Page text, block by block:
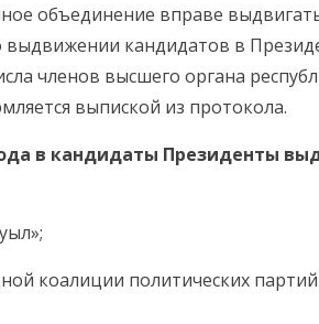
объединение вправе
кандидатов в
членов высшего органа
выпиской из протокола.
в кандидаты Президенты
коалиции политических